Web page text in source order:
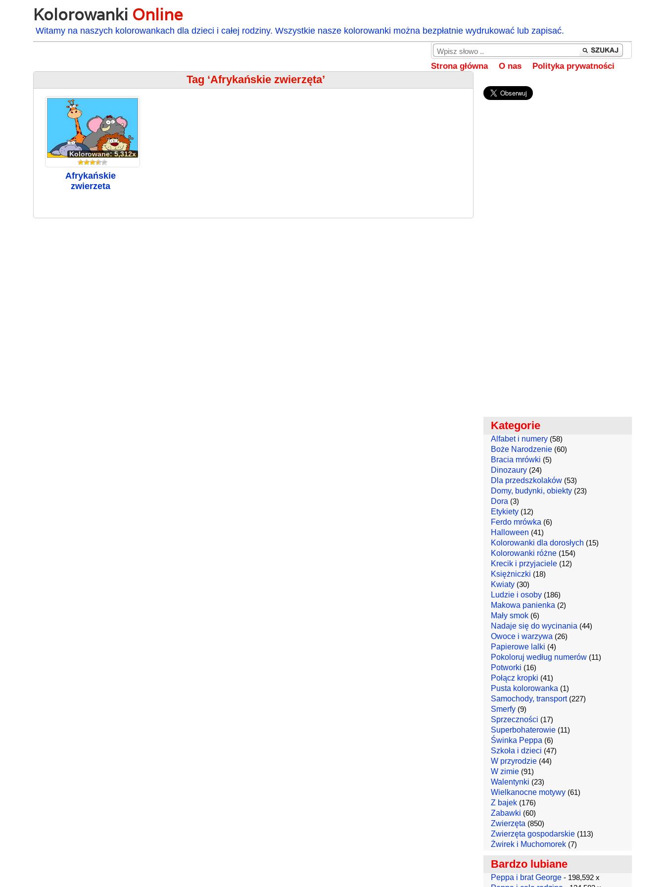
Kolorowanki Online
Witamy na naszych kolorowankach dla dzieci i całej rodziny. Wszystkie nasze kolorowanki można bezpłatnie wydrukować lub zapisać.
Strona główna O nas Polityka prywatności
Tag ‘Afrykańskie zwierzęta’
Kolorowane: 5,312x
Afrykańskie
zwierzęta
Kategorie
Alfabet i numery(58)
Boże Narodzenie(60)
Bracia mrówki (5)
Dinozaury(24)
Dla przedszkolaków(53)
Domy, budynki, obiekty(23)
Dora (3)
Etykiety(12)
Ferdo mrówka (6)
Halloween (41)
Kolorowanki dla dorosłych (15)
Kolorowanki różne(154)
Krecik i przyjaciele(12)
Księżniczki (18)
Kwiaty(30)
Ludzie i osoby(186)
Makowa panienka (2)
Mały smok(6)
Nadaje się do wycinania (44)
Owoce i warzywa (26)
Papierowe lalki (4)
Pokoloruj według numerów(11)
Potworki (16)
Połącz kropki (41)
Pusta kolorowanka (1)
Samochody, transport(227)
Smerfy(9)
Sprzeczności (17)
Superbohaterowie(11)
Świnka Peppa (6)
Szkoła i dzieci (47)
W przyrodzie(44)
W zimie(91)
Walentynki (23)
Wielkanocne motywy(61)
Z bajek(176)
Zabawki (60)
Zwierzęta (850)
Zwierzęta gospodarskie(113)
Żwirek i Muchomorek(7)
Bardzo lubiane
Peppa i brat George- 198,592 x